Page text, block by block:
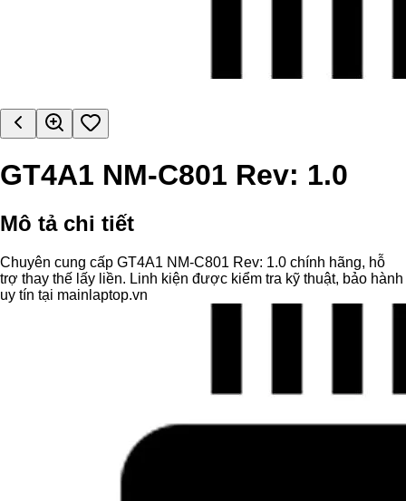
GT4A1 NM-C801 Rev: 1.0
Mô tả chi tiết
Chuyên cung cấp GT4A1 NM-C801 Rev: 1.0 chính hãng, hỗ
trợ thay thế lấy liền. Linh kiện được kiểm tra kỹ thuật, bảo hành
uy tín tại mainlaptop.vn